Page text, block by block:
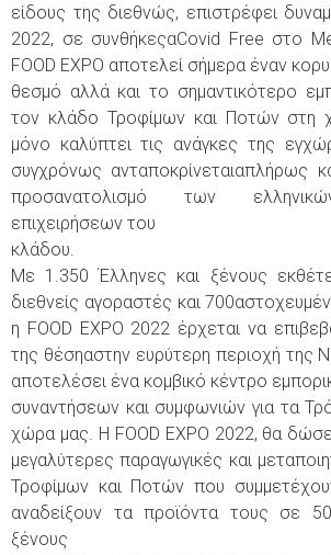
είδους της διεθνώς, επιστρέφει
2022, σε συνθήκεςαCovid Free στο
FOOD EXPO αποτελεί σήμερα έναν
θεσμό αλλά και το σημαντικότερο
τον κλάδο Τροφίμων και Ποτών στη
μόνο καλύπτει τις ανάγκες της
συγχρόνως ανταποκρίνεταιαπλήρως
προσανατολισμό των
επιχειρήσεων του
κλάδου.
Με 1.350 Έλληνες και ξένους
διεθνείς αγοραστές και
η FOOD EXPO 2022 έρχεται να
της θέσηαστην ευρύτερη περιοχή της
αποτελέσει ένα κομβικό κέντρο
συναντήσεων και συμφωνιών για τα
χώρα μας. Η FOOD EXPO 2022, θα
μεγαλύτερες παραγωγικές και
Τροφίμων και Ποτών που
αναδείξουν τα προϊόντα τους σε
ξένους